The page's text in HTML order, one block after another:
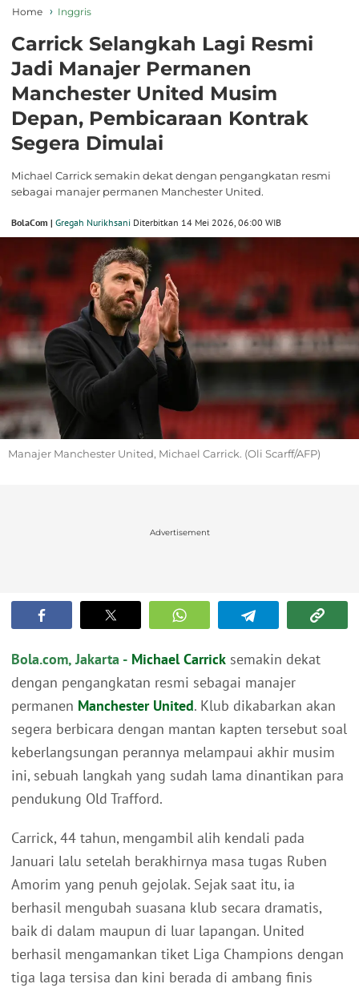
Home Inggris
Carrick Selangkah Lagi Resmi
Jadi Manajer Permanen
Manchester United Musim
Depan, Pembicaraan Kontrak
Segera Dimulai
Michael Carrick semakin dekat dengan pengangkatan resmi
sebagai manajer permanen Manchester United.
BolaCom | Gregah Nurikhsani Diterbitkan 14 Mei 2026, 06:00 WIB
Manajer Manchester United, Michael Carrick. (Oli Scarff/AFP)
Advertisement
Bola.com, Jakarta - Michael Carrick semakin dekat
dengan pengangkatan resmi sebagai manajer
permanen Manchester United. Klub dikabarkan akan
segera berbicara dengan mantan kapten tersebut soal
keberlangsungan perannya melampaui akhir musim
ini, sebuah langkah yang sudah lama dinantikan para
pendukung Old Trafford.
Carrick, 44 tahun, mengambil alih kendali pada
Januari lalu setelah berakhirnya masa tugas Ruben
Amorim yang penuh gejolak. Sejak saat itu, ia
berhasil mengubah suasana klub secara dramatis,
baik di dalam maupun di luar lapangan. United
berhasil mengamankan tiket Liga Champions dengan
tiga laga tersisa dan kini berada di ambang finis